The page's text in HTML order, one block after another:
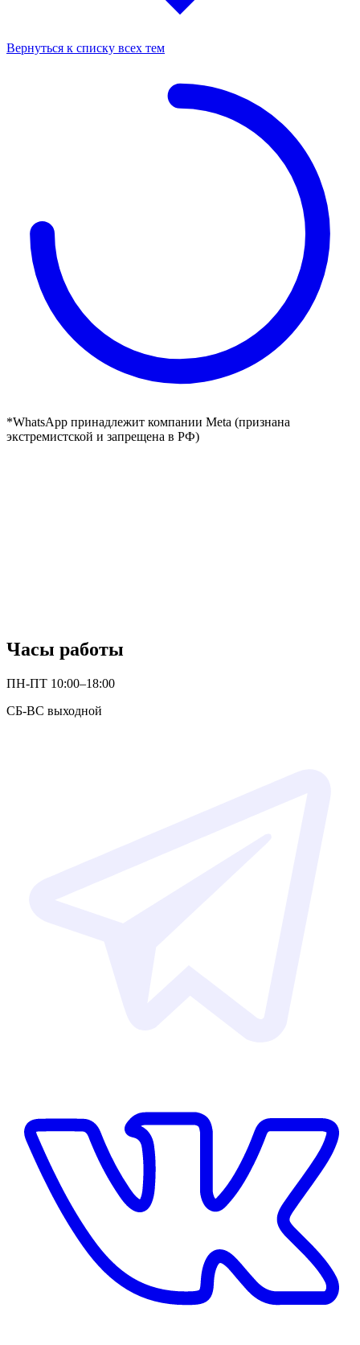
Вернуться к списку всех тем
*WhatsApp принадлежит компании Meta (признана
экстремистской и запрещена в РФ)
Часы работы
ПН-ПТ 10:00–18:00
СБ-ВС выходной